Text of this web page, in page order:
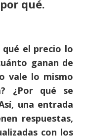
qué.
qué el precio lo
ganan de
vale lo mismo
¿Por qué se
una entrada
respuestas,
con los